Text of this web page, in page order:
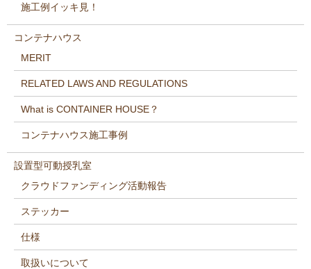
施工例イッキ見！
コンテナハウス
MERIT
RELATED LAWS AND REGULATIONS
What is CONTAINER HOUSE？
コンテナハウス施工事例
設置型可動授乳室
クラウドファンディング活動報告
ステッカー
仕様
取扱いについて